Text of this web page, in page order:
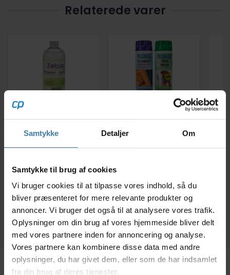
Samtykke Detaljer Om
Samtykke til brug af cookies
Vi bruger cookies til at tilpasse vores indhold, så du
bliver præsenteret for mere relevante produkter og
annoncer. Vi bruger det også til at analysere vores trafik.
Oplysninger om din brug af vores hjemmeside bliver delt
med vores partnere inden for annoncering og analyse.
Vores partnere kan kombinere disse data med andre
oplysninger, du har givet dem, eller som de har indsamlet
fra din brug af deres tjenester.
Relaterede varer
Zebla
Imprægneringsvask
500 ml
+10 på lager
Nikwax Twinpack
Tech Wash/TX-Direct -
Vask og imprænering
til vandtæt
+10 på lager